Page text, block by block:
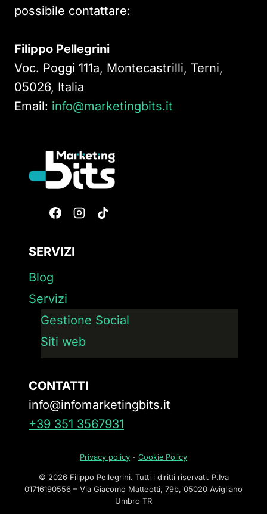
possibile contattare:
Filippo Pellegrini
Voc. Poggi 111a, Montecastrilli, Terni,
05026, Italia
Email: info@marketingbits.it
SERVIZI
Blog
Servizi
Gestione Social
Siti web
CONTATTI
info@infomarketingbits.it
+39 351 3567931
Privacy policy - Cookie Policy
© 2026 Filippo Pellegrini. Tutti i diritti riservati. P.Iva
01716190556 – Via Giacomo Matteotti, 79b, 05020 Avigliano
Umbro TR